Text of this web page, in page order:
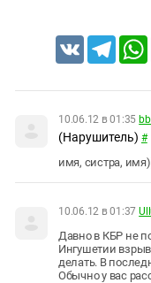
VK
10.06.12 в 01:35
(Нарушитель) #
имя, систра,
10.06.12 в 01:37
Давно в КБР не
Ингушетии
делать. В
Обычно у вас